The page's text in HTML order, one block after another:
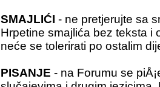
SMAJLIĆI - ne pretjerujte sa
Hrpetine smajlića bez teksta i
neće se tolerirati po ostalim
PISANJE - na Forumu se